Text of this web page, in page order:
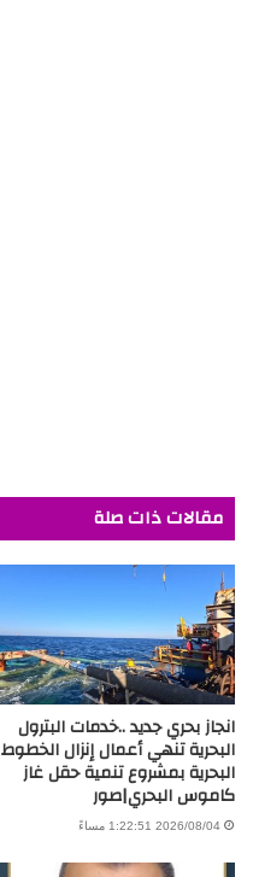
مقالات ذات صلة
انجاز بحري جديد ..خدمات البترول
البحرية تنهي أعمال إنزال الخطوط
البحرية بمشروع تنمية حقل غاز
كاموس البحري|صور
2026/08/04 1:22:51 مساءً